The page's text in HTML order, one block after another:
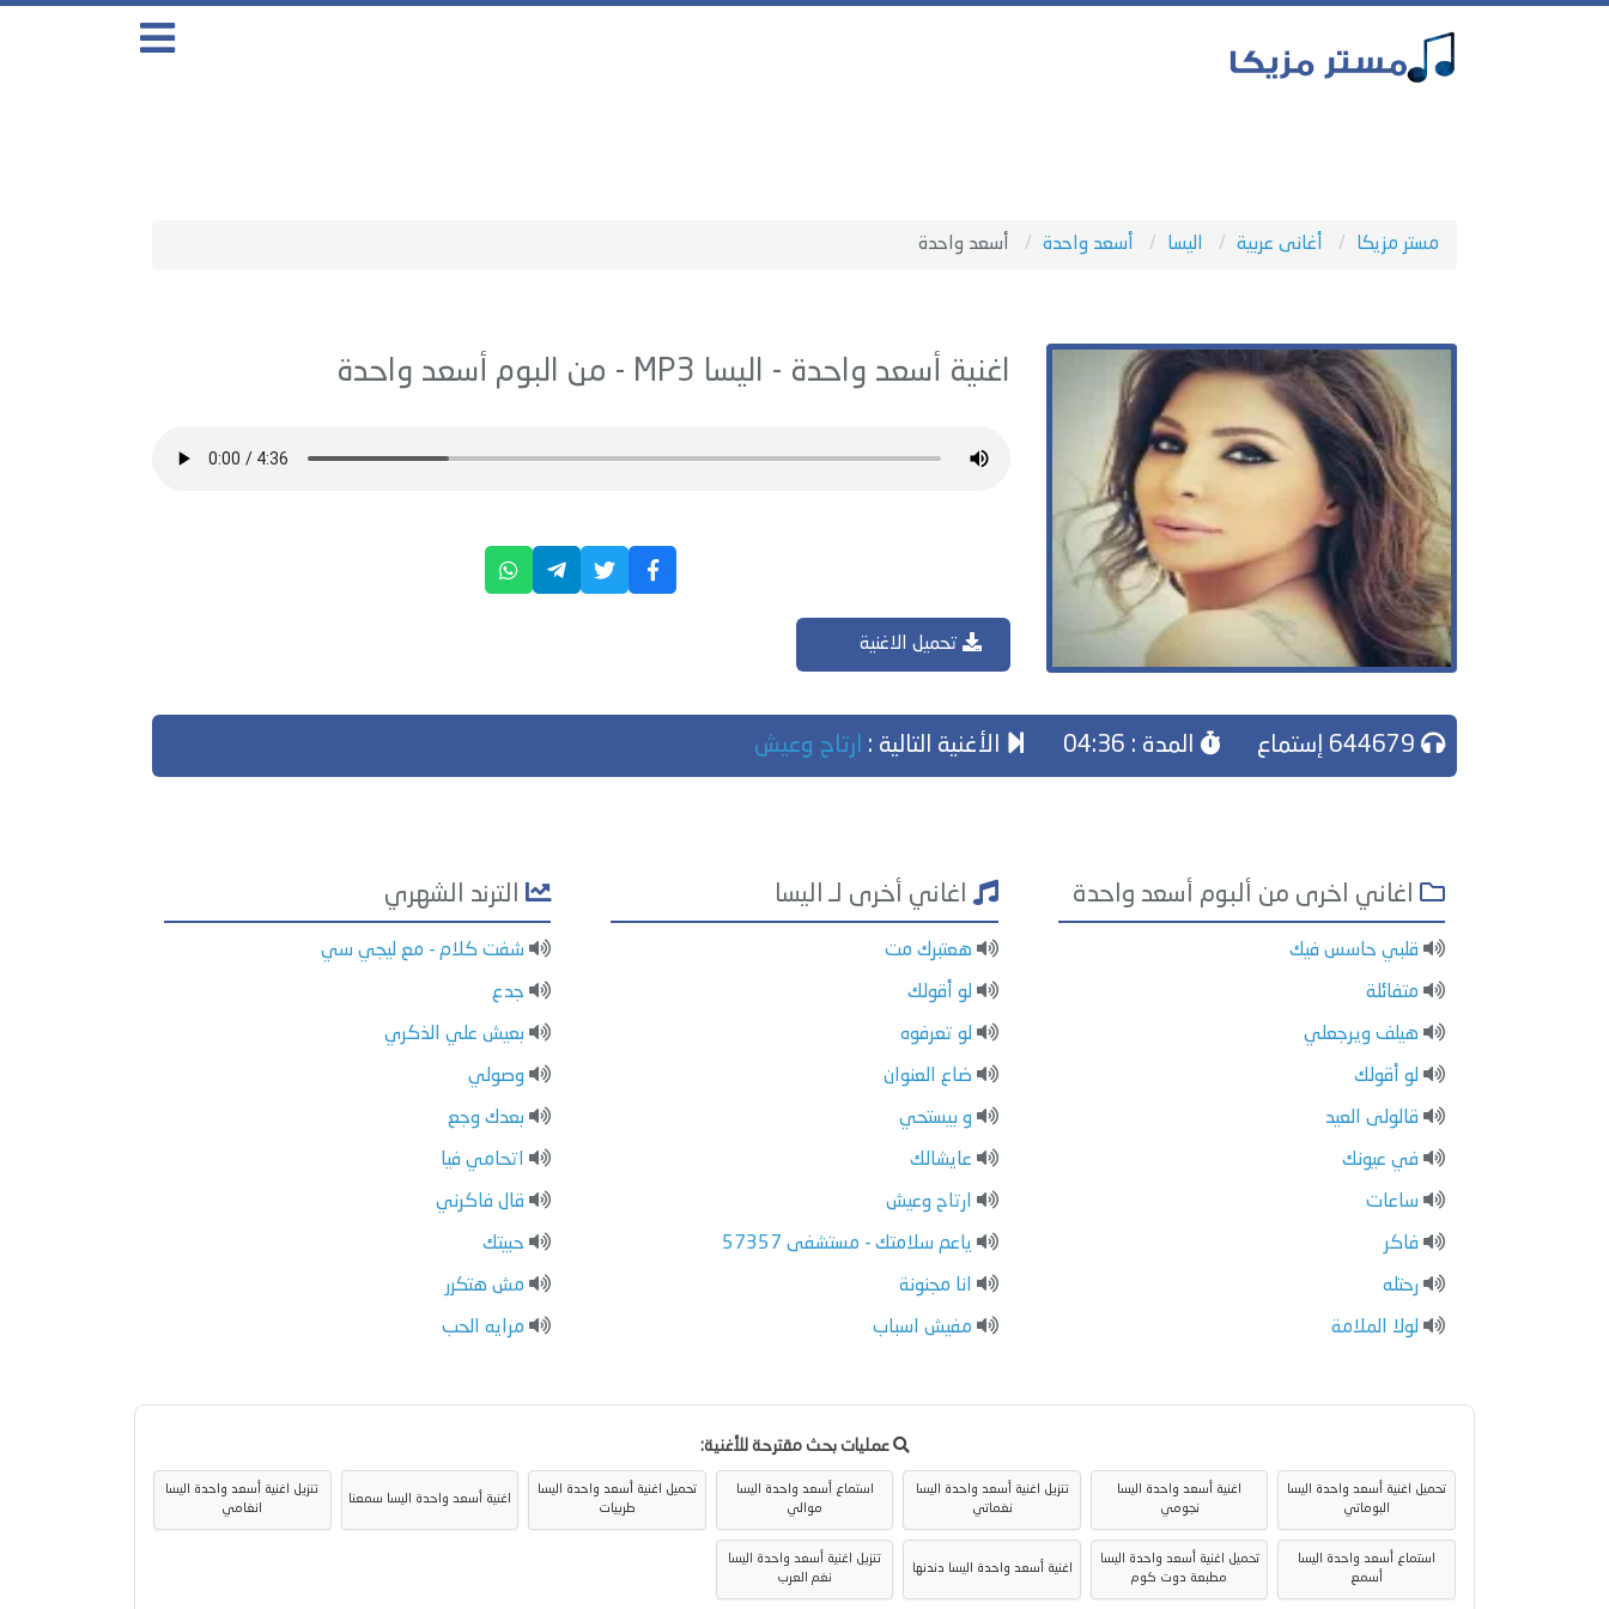
مستر مزيكا أغانى عربية اليسا أسعد واحدة أسعد واحدة
اغنية أسعد واحدة - اليسا أسعد واحدة
تحميل الاغنية
المدة : 04:36 الأغنية التالية : ارتاح وعيش
اغاني اخرى من ألبوم أسعد واحدة
قلبي حاسس فيك
متفائلة
هيلف ويرجعلي
لو أقولك
قالولى العيد
في عيونك
ساعات
فاكر
رحتله
لولا الملامة
اغاني أخرى لـ اليسا
هعتبرك مت
لو أقولك
لو تعرفوه
ضاع العنوان
و بيستحي
عايشالك
ارتاح وعيش
ياعم سلامتك - مستشفى 57357
انا مجنونة
مفيش اسباب
الترند الشهري
شفت كلام - مع ليجي سي
جدع
بعيش علي الذكري
وصولي
بعدك وجع
اتحامي فيا
قال فاكرني
حبيتك
مش هتكرر
مرايه الحب
عمليات بحث مقترحة للأغنية:
تحميل اغنية أسعد واحدة اليسا
البوماتي
اغنية أسعد واحدة اليسا
نجومي
تنزيل اغنية أسعد واحدة اليسا
نغماتي
استماع أسعد واحدة اليسا
موالي
تحميل اغنية أسعد واحدة اليسا
طربيات
اغنية أسعد واحدة اليسا سمعنا
تنزيل اغنية أسعد واحدة اليسا
انغامي
استماع أسعد واحدة اليسا
أسمع
تحميل اغنية أسعد واحدة اليسا
مطبعة دوت كوم
اغنية أسعد واحدة اليسا دندنها
تنزيل اغنية أسعد واحدة اليسا
نغم العرب